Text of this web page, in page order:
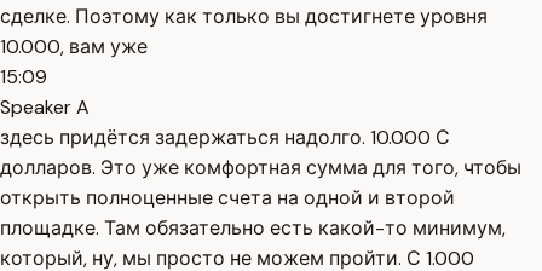
сделке. Поэтому как только вы достигнете уровня
10.000, вам уже
15:09
Speaker A
здесь придётся задержаться надолго. 10.000 С
долларов. Это уже комфортная сумма для того, чтобы
открыть полноценные счета на одной и второй
площадке. Там обязательно есть какой-то минимум,
который, ну, мы просто не можем пройти. С 1.000